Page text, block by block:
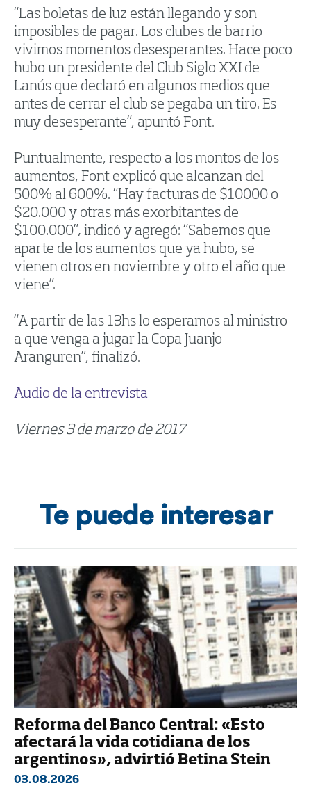
“Las boletas de luz están llegando y son
imposibles de pagar. Los clubes de barrio
vivimos momentos desesperantes. Hace poco
hubo un presidente del Club Siglo XXI de
Lanús que declaró en algunos medios que
antes de cerrar el club se pegaba un tiro. Es
muy desesperante”, apuntó Font.
Puntualmente, respecto a los montos de los
aumentos, Font explicó que alcanzan del
500% al 600%. “Hay facturas de $10000 o
$20.000 y otras más exorbitantes de
$100.000”, indicó y agregó: “Sabemos que
aparte de los aumentos que ya hubo, se
vienen otros en noviembre y otro el año que
viene”.
“A partir de las 13hs lo esperamos al ministro
a que venga a jugar la Copa Juanjo
Aranguren”, finalizó.
Audio de la entrevista
Viernes 3 de marzo de 2017
Te puede interesar
Reforma del Banco Central: «Esto
afectará la vida cotidiana de los
argentinos», advirtió Betina Stein
03.08.2026